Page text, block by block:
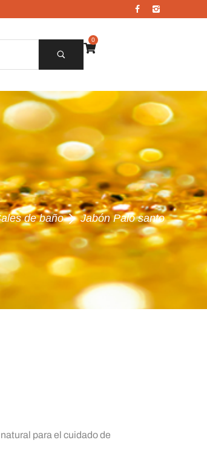
0
de baño Jabón Palo santo
para el cuidado de